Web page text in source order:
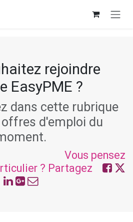
rejoindre
EasyPME ?
dans cette rubrique
d'emploi du
Vous pensez
? Partagez